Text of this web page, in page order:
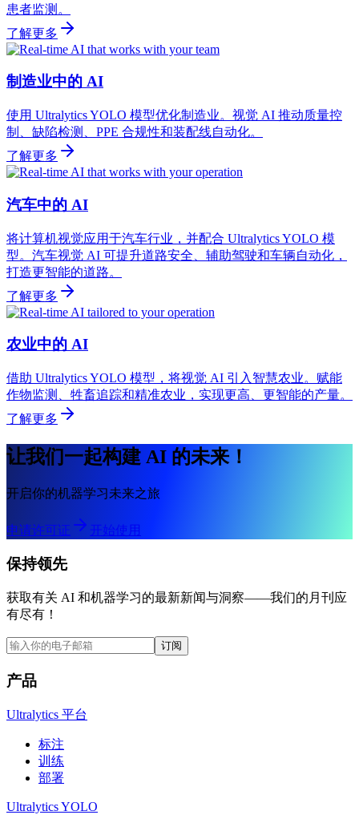
患者监测。
了解更多
制造业中的 AI
使用 Ultralytics YOLO 模型优化制造业。视觉 AI 推动质量控
制、缺陷检测、PPE 合规性和装配线自动化。
了解更多
汽车中的 AI
将计算机视觉应用于汽车行业，并配合 Ultralytics YOLO 模
型。汽车视觉 AI 可提升道路安全、辅助驾驶和车辆自动化，
打造更智能的道路。
了解更多
农业中的 AI
借助 Ultralytics YOLO 模型，将视觉 AI 引入智慧农业。赋能
作物监测、牲畜追踪和精准农业，实现更高、更智能的产量。
了解更多
让我们一起构建 AI 的未来！
开启你的机器学习未来之旅
申请许可证 开始使用
保持领先
获取有关 AI 和机器学习的最新新闻与洞察——我们的月刊应
有尽有！
订阅
产品
Ultralytics 平台
标注
训练
部署
Ultralytics YOLO